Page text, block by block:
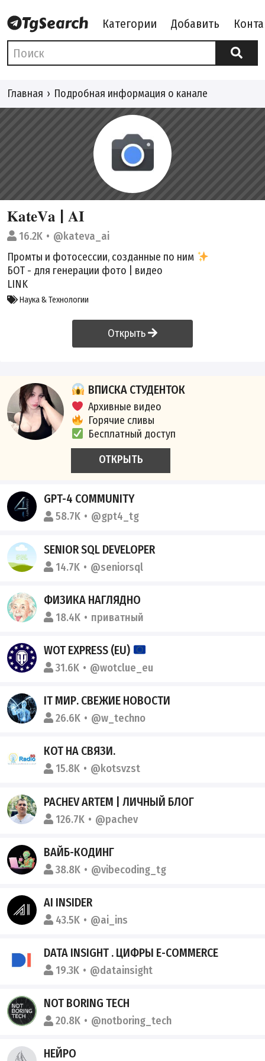
Категории Добавить
Главная Подробная информация о канале
𝐊𝐚𝐭𝐞𝐕𝐚 | 𝐀𝐈
16.2K
@kateva_ai
Промты и фотосессии, созданные по ним
БОТ - для генерации фото | видео
LINK
Наука & Технологии
Открыть
ВПИСКА СТУДЕНТОК
Архивные видео
Горячие сливы
Бесплатный доступ
ОТКРЫТЬ
GPT-4 COMMUNITY
58.7K @gpt4_tg
SENIOR SQL DEVELOPER
14.7K @seniorsql
ФИЗИКА НАГЛЯДНО
18.4K приватный
WOT EXPRESS (EU)
31.6K @wotclue_eu
IT МИР. СВЕЖИЕ НОВОСТИ
26.6K @w_techno
КОТ НА СВЯЗИ.
15.8K @kotsvzst
PACHEV ARTEM | ЛИЧНЫЙ БЛОГ
126.7K @pachev
ВАЙБ-КОДИНГ
38.8K @vibecoding_tg
AI INSIDER
43.5K @ai_ins
DATA INSIGHT . ЦИФРЫ E-COMMERCE
19.3K @datainsight
NOT BORING TECH
20.8K @notboring_tech
НЕЙРО